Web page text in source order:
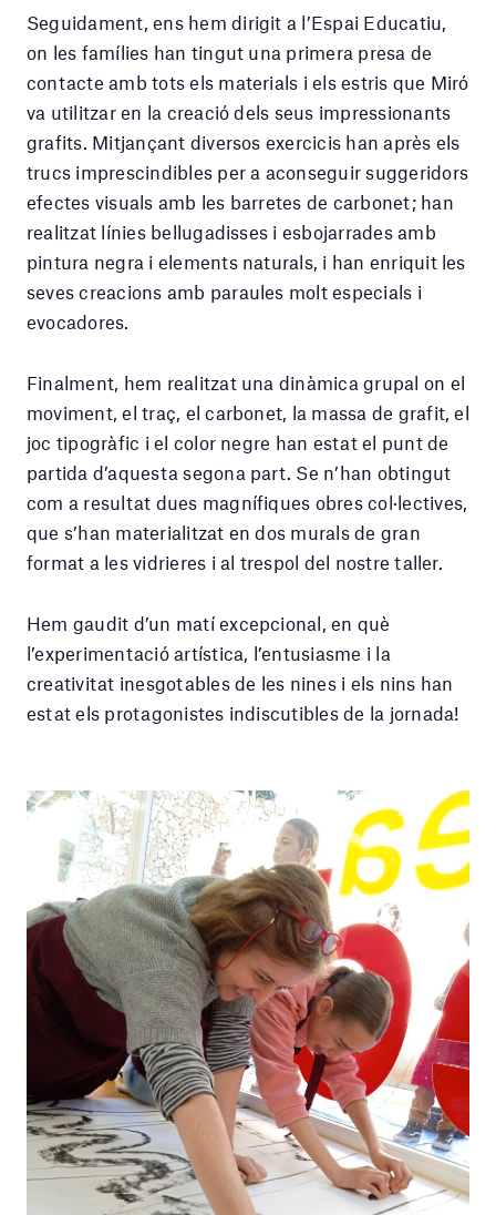
Seguidament, ens hem dirigit a l’Espai Educatiu,
on les famílies han tingut una primera presa de
contacte amb tots els materials i els estris que Miró
va utilitzar en la creació dels seus impressionants
grafits. Mitjançant diversos exercicis han après els
trucs imprescindibles per a aconseguir suggeridors
efectes visuals amb les barretes de carbonet; han
realitzat línies bellugadisses i esbojarrades amb
pintura negra i elements naturals, i han enriquit les
seves creacions amb paraules molt especials i
evocadores.
Finalment, hem realitzat una dinàmica grupal on el
moviment, el traç, el carbonet, la massa de grafit, el
joc tipogràfic i el color negre han estat el punt de
partida d’aquesta segona part. Se n’han obtingut
com a resultat dues magnífiques obres col·lectives,
que s’han materialitzat en dos murals de gran
format a les vidrieres i al trespol del nostre taller.
Hem gaudit d’un matí excepcional, en què
l’experimentació artística, l’entusiasme i la
creativitat inesgotables de les nines i els nins han
estat els protagonistes indiscutibles de la jornada!